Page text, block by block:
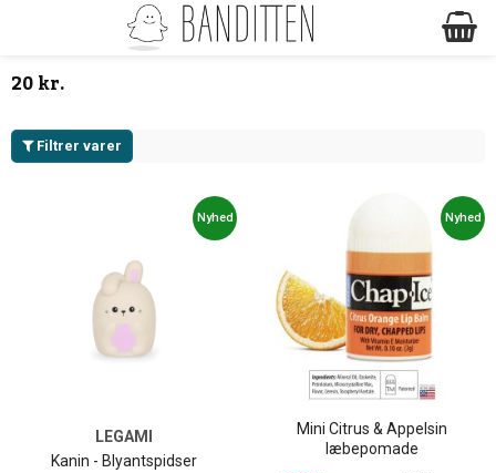
20 kr.
Filtrer varer
Nyhed
LEGAMI
Kanin - Blyantspidser
Nyhed
Mini Citrus & Appelsin
læbepomade